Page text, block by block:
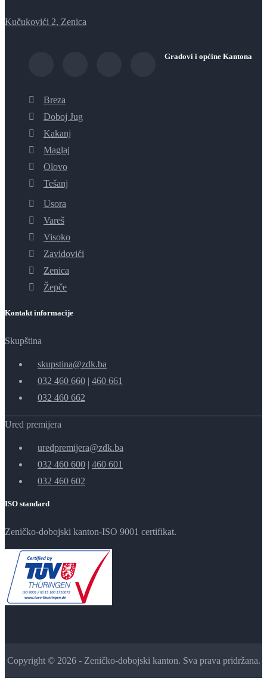
Kučukovići 2, Zenica
Gradovi i općine Kantona
Breza
Doboj Jug
Kakanj
Maglaj
Olovo
Tešanj
Usora
Vareš
Visoko
Zavidovići
Zenica
Žepče
Kontakt informacije
Skupština
skupstina@zdk.ba
032 460 660 | 460 661
032 460 662
Ured premijera
uredpremijera@zdk.ba
032 460 600 | 460 601
032 460 602
ISO standard
Zeničko-dobojski kanton-ISO 9001 certifikat.
Copyright © 2026 - Zeničko-dobojski kanton. Sva prava pridržana.